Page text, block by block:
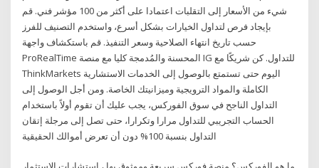
شيء من الأسعار إلى التقلبات اعتمادا على أكثر من 100 مؤشر فني. قم
بإيجاد فرص لتداول الخيارات بشكل أسرع، واستخدم التصنيف للفرز
حسب تاريخ انتهاء الصلاحية وسعر التنفيذ. قم باستكشاف واجهة
ProRealTime المحسنة والمُدمجة كليا مع منصة IG للتداول. كن شريكًا مع
ThinkMarkets اليوم حتى تستمتع بالوصول إلى الخدمات الاستشارية
الكاملة والمواد الترويجية وميزانيتك الخاصة. ومن أجل الوصول إلى
التداول الناجح في سوق الفوركس، يجب عليك أن تقوم أولاً باستخدام
الحساب التجريبي للتداول مرارا وتكرارا، حتى تصل إلى مرجلة إتقان
التداول بنسبة 100% دون أن تعرض أموالك الحقيقية